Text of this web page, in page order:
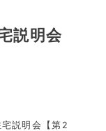
説明会
説明会【第2